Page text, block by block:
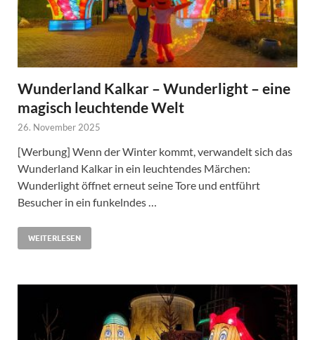
Wunderland Kalkar – Wunderlight – eine
magisch leuchtende Welt
26. November 2025
[Werbung] Wenn der Winter kommt, verwandelt sich das
Wunderland Kalkar in ein leuchtendes Märchen:
Wunderlight öffnet erneut seine Tore und entführt
Besucher in ein funkelndes …
WEITERLESEN